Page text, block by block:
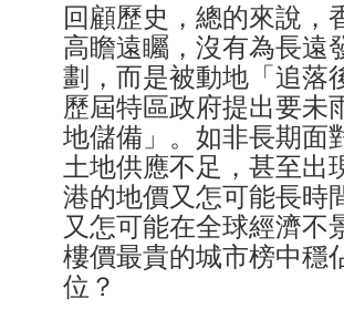
回顧歷史，總的來說，
高瞻遠矚，沒有為長遠
劃，而是被動地「追落
歷屆特區政府提出要未
地儲備」。如非長期面
土地供應不足，甚至出
港的地價又怎可能長時
又怎可能在全球經濟不
樓價最貴的城市榜中穩
位？